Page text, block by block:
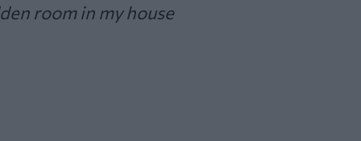
room in my house